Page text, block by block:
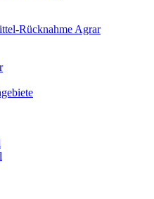
Rücknahme Agrar